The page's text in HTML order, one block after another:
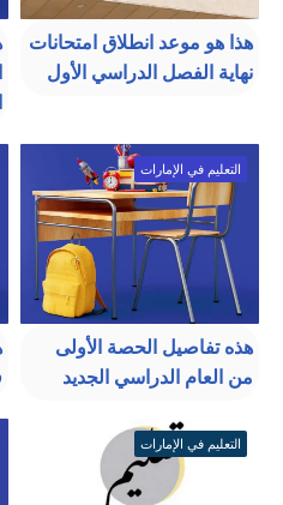
هذا هو موعد انطلاق امتحانات
نهاية الفصل الدراسي الأول
التعليم في الإمارات
هذه تفاصيل الحصة الأولى
من العام الدراسي الجديد
التعليم في الإمارات